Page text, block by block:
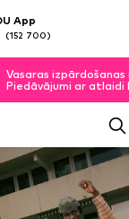
App
(152 700)
Vasaras izpārdošanas
Piedāvājumi ar atlaidi